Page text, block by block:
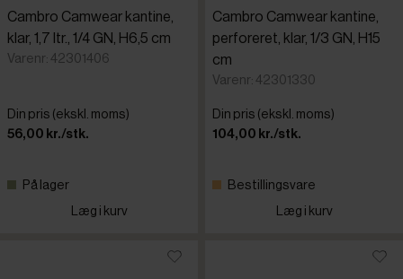
Cambro Camwear kantine,
klar, 1,7 ltr., 1/4 GN, H6,5 cm
Varenr: 42301406
Din pris (ekskl. moms)
56,00 kr./stk.
På lager
Læg i kurv
Cambro Camwear kantine,
perforeret, klar, 1/3 GN, H15
cm
Varenr: 42301330
Din pris (ekskl. moms)
104,00 kr./stk.
Bestillingsvare
Læg i kurv